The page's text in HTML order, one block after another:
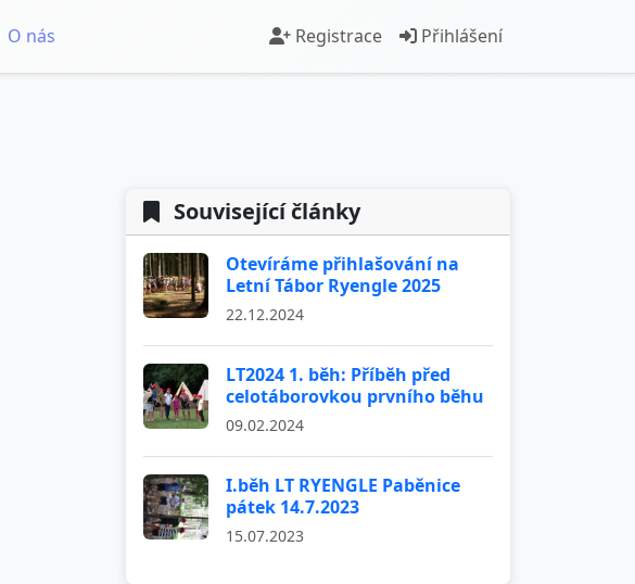
O nás Registrace Přihlášení
Související články
Otevíráme přihlašování na
Letní Tábor Ryengle 2025
22.12.2024
LT2024 1. běh: Příběh před
celotáborovkou prvního běhu
09.02.2024
I.běh LT RYENGLE Paběnice
pátek 14.7.2023
15.07.2023